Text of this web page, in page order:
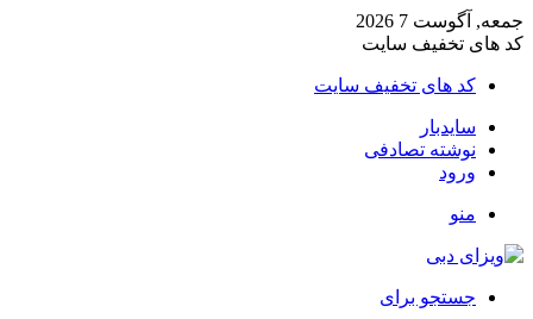
جمعه, آگوست 7 2026
کد های تخفیف سایت
کد های تخفیف سایت
سایدبار
نوشته تصادفی
ورود
منو
جستجو برای